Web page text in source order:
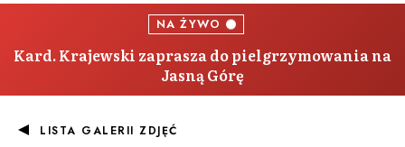
NA ŻYWO
Kard. Krajewski zaprasza do pielgrzymowania na
Jasną Górę
LISTA GALERII ZDJĘĆ